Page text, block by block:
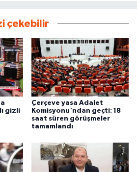
çekebilir
gizli
Çerçeve yasa Adalet
Komisyonu'ndan geçti: 18
saat süren görüşmeler
tamamlandı